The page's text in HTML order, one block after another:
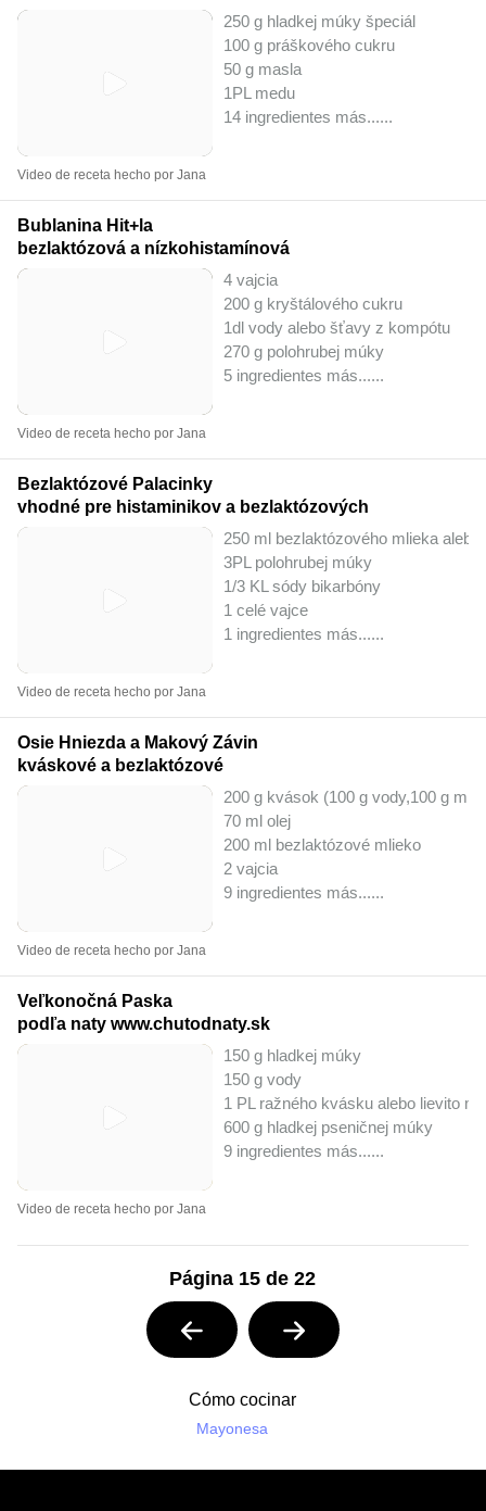
250 g hladkej múky špeciál
100 g práškového cukru
50 g masla
1PL medu
14 ingredientes más......
Video de receta hecho por Jana
Bublanina Hit+la
bezlaktózová a nízkohistamínová
4 vajcia
200 g kryštálového cukru
1dl vody alebo šťavy z kompótu
270 g polohrubej múky
5 ingredientes más......
Video de receta hecho por Jana
Bezlaktózové Palacinky
vhodné pre histaminikov a bezlaktózových
250 ml bezlaktózového mlieka
3PL polohrubej múky
1/3 KL sódy bikarbóny
1 celé vajce
1 ingredientes más......
Video de receta hecho por Jana
Osie Hniezda a Makový Závin
kváskové a bezlaktózové
200 g kvások (100 g vody,100 g
70 ml olej
200 ml bezlaktózové mlieko
2 vajcia
9 ingredientes más......
Video de receta hecho por Jana
Veľkonočná Paska
podľa naty www.chutodnaty.sk
150 g hladkej múky
150 g vody
1 PL ražného kvásku alebo lievito
600 g hladkej pseničnej múky
9 ingredientes más......
Video de receta hecho por Jana
Página 15 de 22
Cómo cocinar
Mayonesa